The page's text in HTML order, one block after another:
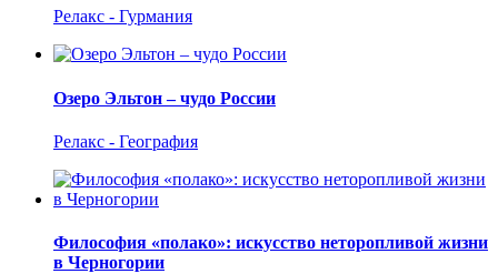
Релакс - Гурмания
Озеро Эльтон – чудо России
Релакс - География
Философия «полако»: искусство неторопливой жизни
в Черногории